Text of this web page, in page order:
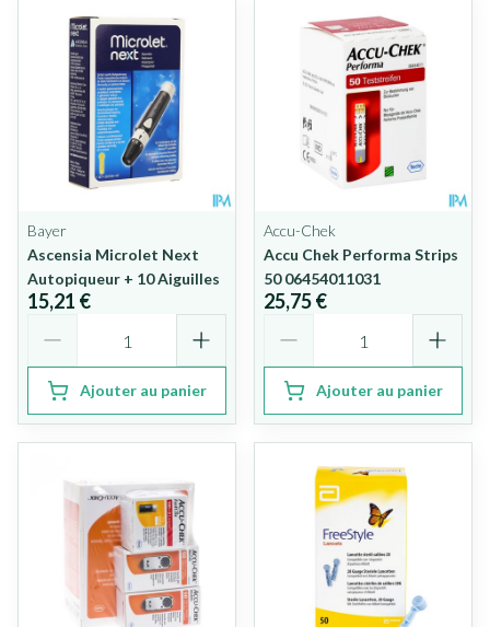
Bayer
Ascensia Microlet Next
Autopiqueur + 10 Aiguilles
15,21 €
Ajouter au panier
Accu-Chek
Accu Chek Performa Strips
50 06454011031
25,75 €
Ajouter au panier